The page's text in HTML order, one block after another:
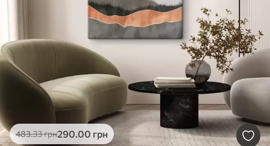
483.33грн290.00 грн